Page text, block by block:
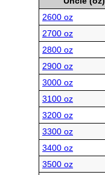
2600 oz
2700 oz
2800 oz
2900 oz
3000 oz
3100 oz
3200 oz
3300 oz
3400 oz
3500 oz